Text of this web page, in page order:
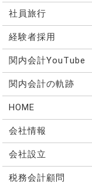
社員旅行
経験者採用
関内会計YouTube
関内会計の軌跡
HOME
会社情報
会社設立
税務会計顧問